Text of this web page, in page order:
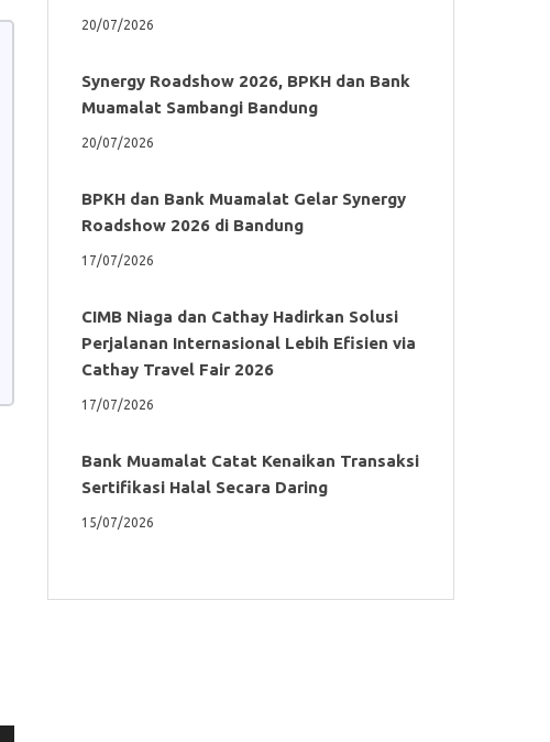
20/07/2026
Synergy Roadshow 2026, BPKH dan Bank
Muamalat Sambangi Bandung
20/07/2026
BPKH dan Bank Muamalat Gelar Synergy
Roadshow 2026 di Bandung
17/07/2026
CIMB Niaga dan Cathay Hadirkan Solusi
Perjalanan Internasional Lebih Efisien via
Cathay Travel Fair 2026
17/07/2026
Bank Muamalat Catat Kenaikan Transaksi
Sertifikasi Halal Secara Daring
15/07/2026